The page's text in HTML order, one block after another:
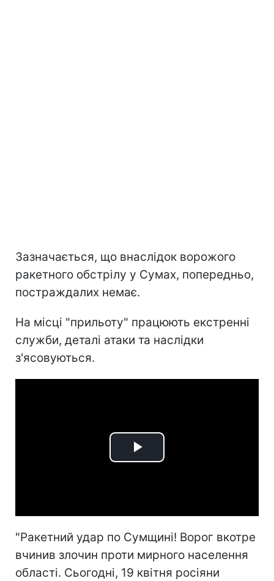
Зазначається, що внаслідок ворожого
ракетного обстрілу у Сумах, попередньо,
постраждалих немає.
На місці "прильоту" працюють екстренні
служби, деталі атаки та наслідки
з'ясовуються.
Play
"Ракетний удар по Сумщині! Ворог вкотре
вчинив злочин проти мирного населення
області. Сьогодні, 19 квітня росіяни